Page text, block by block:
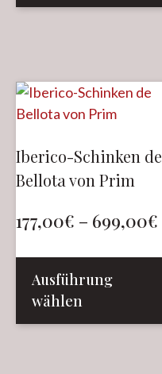
Iberico-Schinken de
Bellota von Prim
177,00€ – 699,00€
Ausführung
wählen